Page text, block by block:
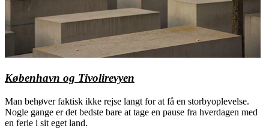
København og Tivolirevyen
Man behøver faktisk ikke rejse langt for at få en storbyoplevelse.
Nogle gange er det bedste bare at tage en pause fra hverdagen med
en ferie i sit eget land.